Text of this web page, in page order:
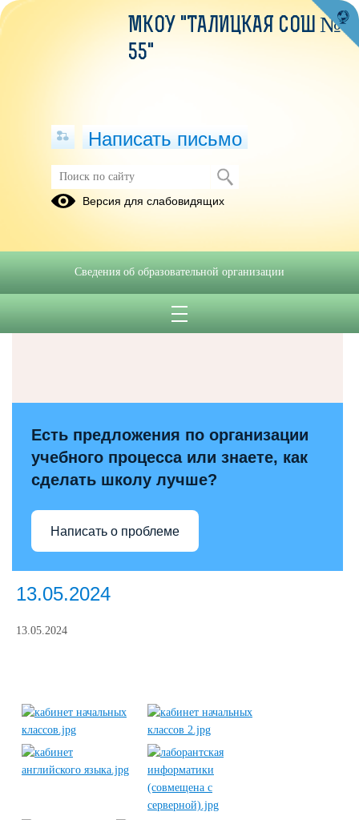
Есть предложения по организации
учебного процесса или знаете, как
сделать школу лучше?
Написать о проблеме
13.05.2024
13.05.2024
МКОУ "ТАЛИЦКАЯ СОШ №
55"
Написать письмо
Версия для слабовидящих
Сведения об образовательной организации